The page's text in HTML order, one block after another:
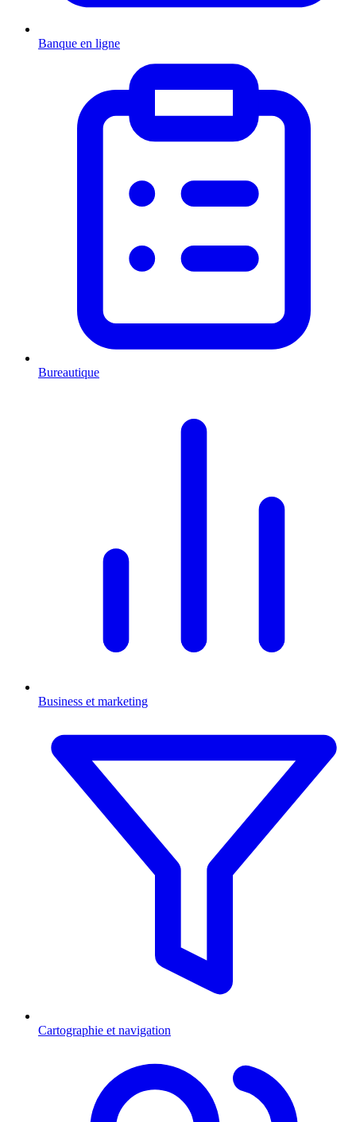
Banque en ligne
Bureautique
Business et marketing
Cartographie et navigation